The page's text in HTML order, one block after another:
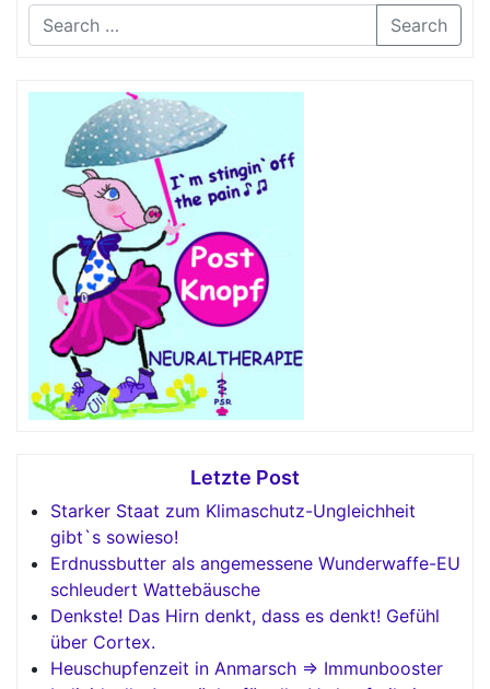
Search
Letzte Post
Starker Staat zum Klimaschutz-Ungleichheit
gibt`s sowieso!
Erdnussbutter als angemessene Wunderwaffe-EU
schleudert Wattebäusche
Denkste! Das Hirn denkt, dass es denkt! Gefühl
über Cortex.
Heuschupfenzeit in Anmarsch => Immunbooster